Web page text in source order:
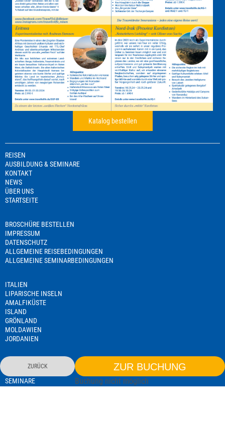
ZURÜCK ZUR BUCHUNG
Buchung nicht möglich
Katalog bestellen
REISEN
AUSBILDUNG & SEMINARE
KONTAKT
NEWS
ÜBER UNS
STARTSEITE
BROSCHÜRE BESTELLEN
IMPRESSUM
DATENSCHUTZ
ALLGEMEINE REISEBEDINGUNGEN
ALLGEMEINE SEMINARBEDINGUNGEN
ITALIEN
LIPARISCHE INSELN
AMALFIKÜSTE
ISLAND
GRÖNLAND
MOLDAWIEN
JORDANIEN
NAMIBIA
SEMINARE